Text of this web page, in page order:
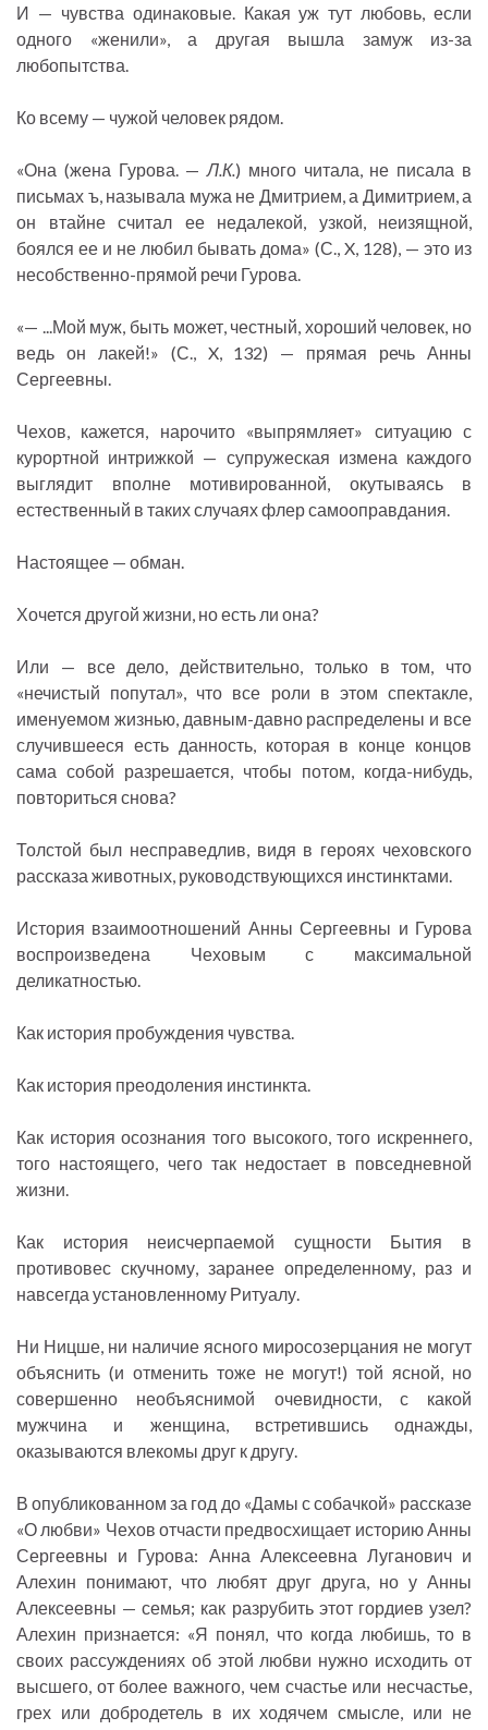
И — чувства одинаковые. Какая уж тут любовь, если
одного «женили», а другая вышла замуж из-за
любопытства.
Ко всему — чужой человек рядом.
«Она (жена Гурова. — Л.К.) много читала, не писала в
письмах ъ, называла мужа не Дмитрием, а Димитрием, а
он втайне считал ее недалекой, узкой, неизящной,
боялся ее и не любил бывать дома» (С., X, 128), — это из
несобственно-прямой речи Гурова.
«— ...Мой муж, быть может, честный, хороший человек, но
ведь он лакей!» (С., X, 132) — прямая речь Анны
Сергеевны.
Чехов, кажется, нарочито «выпрямляет» ситуацию с
курортной интрижкой — супружеская измена каждого
выглядит вполне мотивированной, окутываясь в
естественный в таких случаях флер самооправдания.
Настоящее — обман.
Хочется другой жизни, но есть ли она?
Или — все дело, действительно, только в том, что
«нечистый попутал», что все роли в этом спектакле,
именуемом жизнью, давным-давно распределены и все
случившееся есть данность, которая в конце концов
сама собой разрешается, чтобы потом, когда-нибудь,
повториться снова?
Толстой был несправедлив, видя в героях чеховского
рассказа животных, руководствующихся инстинктами.
История взаимоотношений Анны Сергеевны и Гурова
воспроизведена Чеховым с максимальной
деликатностью.
Как история пробуждения чувства.
Как история преодоления инстинкта.
Как история осознания того высокого, того искреннего,
того настоящего, чего так недостает в повседневной
жизни.
Как история неисчерпаемой сущности Бытия в
противовес скучному, заранее определенному, раз и
навсегда установленному Ритуалу.
Ни Ницше, ни наличие ясного миросозерцания не могут
объяснить (и отменить тоже не могут!) той ясной, но
совершенно необъяснимой очевидности, с какой
мужчина и женщина, встретившись однажды,
оказываются влекомы друг к другу.
В опубликованном за год до «Дамы с собачкой» рассказе
«О любви» Чехов отчасти предвосхищает историю Анны
Сергеевны и Гурова: Анна Алексеевна Луганович и
Алехин понимают, что любят друг друга, но у Анны
Алексеевны — семья; как разрубить этот гордиев узел?
Алехин признается: «Я понял, что когда любишь, то в
своих рассуждениях об этой любви нужно исходить от
высшего, от более важного, чем счастье или несчастье,
грех или добродетель в их ходячем смысле, или не